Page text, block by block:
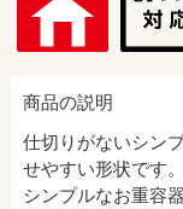
商品の説明
仕切りがないシン
せやすい形状です。
シンプルなお重容器